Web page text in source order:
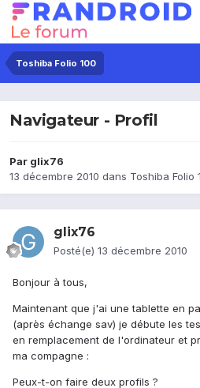
Toshiba Folio 100
Navigateur - Profil
Par glix76
13 décembre 2010 dans Toshiba Folio
glix76
Posté(e) 13 décembre 2010
Bonjour à tous,
Maintenant que j'ai une tablette en
(après échange sav) je débute les
en remplacement de l'ordinateur et
ma compagne :
Peux-t-on faire deux profils ?